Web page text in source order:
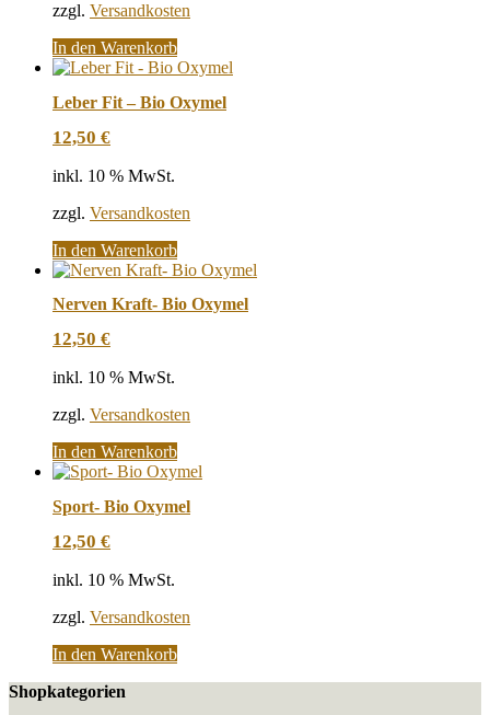
zzgl. Versandkosten
In den Warenkorb
Leber Fit – Bio Oxymel
12,50 €
inkl. 10 % MwSt.
zzgl. Versandkosten
In den Warenkorb
Nerven Kraft- Bio Oxymel
12,50 €
inkl. 10 % MwSt.
zzgl. Versandkosten
In den Warenkorb
Sport- Bio Oxymel
12,50 €
inkl. 10 % MwSt.
zzgl. Versandkosten
In den Warenkorb
Shopkategorien